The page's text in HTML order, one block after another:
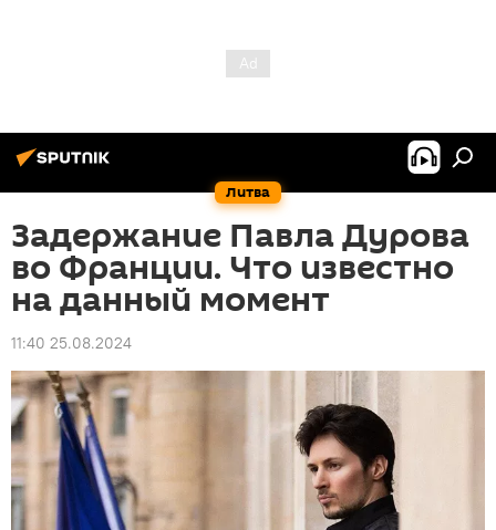
Литва
Задержание Павла Дурова
во Франции. Что известно
на данный момент
11:40 25.08.2024